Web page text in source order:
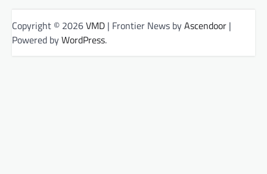
Copyright © 2026VMD | Frontier News byAscendoor |
Powered byWordPress.